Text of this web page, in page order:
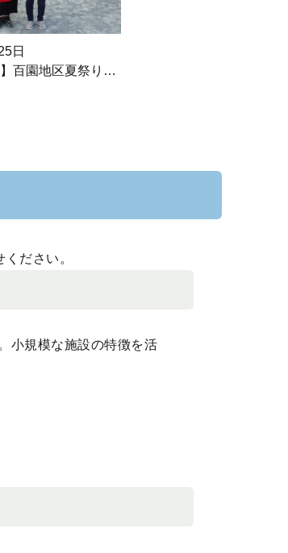
日
】百園地区夏祭りで
ださい。
小規模な施設の特徴を活